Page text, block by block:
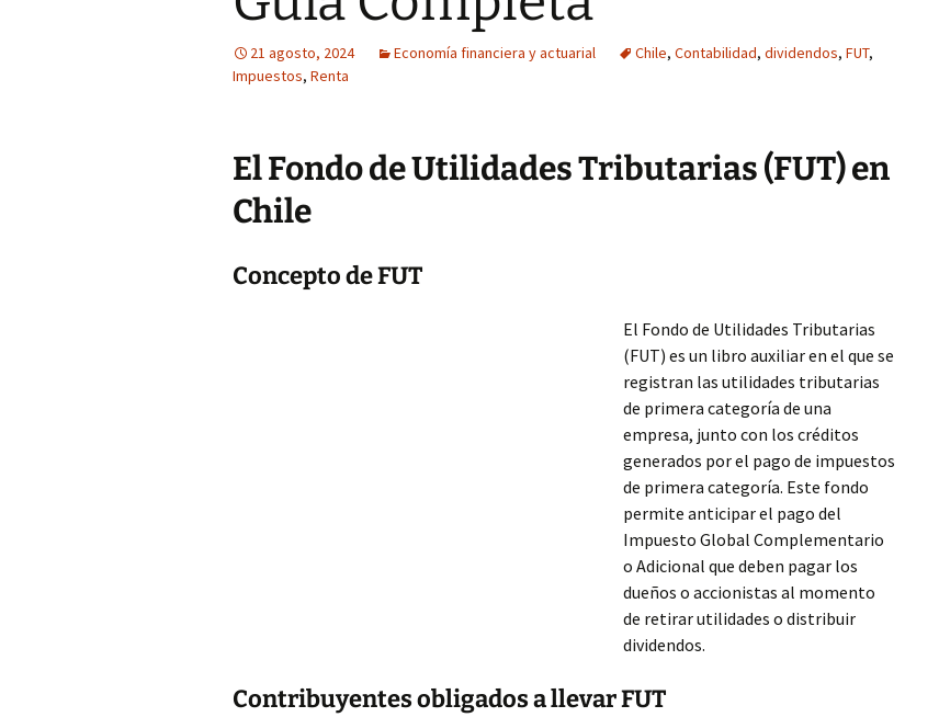
21 agosto, 2024 Economía financiera y actuarial Chile, Contabilidad, dividendos, FUT,
Impuestos, Renta
El Fondo de Utilidades Tributarias (FUT) en
Chile
Concepto de FUT
El Fondo de Utilidades Tributarias
(FUT) es un libro auxiliar en el que se
registran las utilidades tributarias
de primera categoría de una
empresa, junto con los créditos
generados por el pago de impuestos
de primera categoría. Este fondo
permite anticipar el pago del
Impuesto Global Complementario
o Adicional que deben pagar los
dueños o accionistas al momento
de retirar utilidades o distribuir
dividendos.
Contribuyentes obligadosa llevar FUT